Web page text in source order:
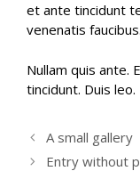
et ante tincidunt
venenatis faucibus.
Nullam quis ante.
tincidunt. Duis leo.
A small gallery
Entry without